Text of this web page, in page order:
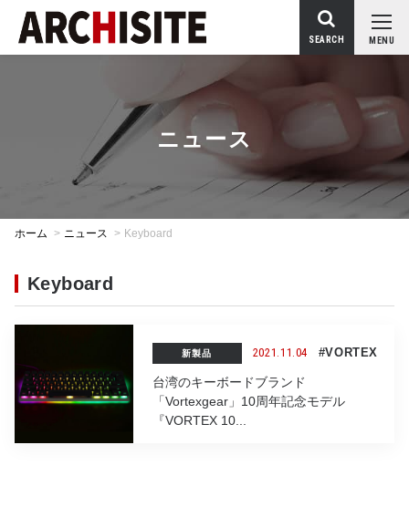
MENU
SEARCH
ニュース
ホーム > ニュース > Keyboard
Keyboard
新製品 2021.11.04 #VORTEX
台湾のキーボードブランド
「Vortexgear」10周年記念モデル
『VORTEX 10...